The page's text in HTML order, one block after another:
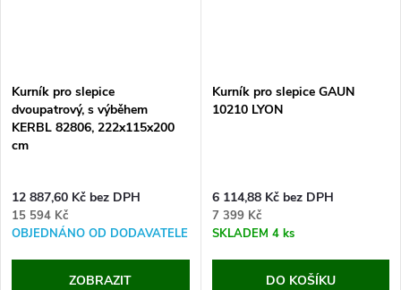
Kurník pro slepice
dvoupatrový, s výběhem
KERBL 82806, 222x115x200
cm
12 887,60 Kč bez DPH
15 594 Kč
OBJEDNÁNO OD DODAVATELE
ZOBRAZIT
Kurník pro slepice GAUN
10210 LYON
6 114,88 Kč bez DPH
7 399 Kč
SKLADEM 4 ks
DO KOŠÍKU